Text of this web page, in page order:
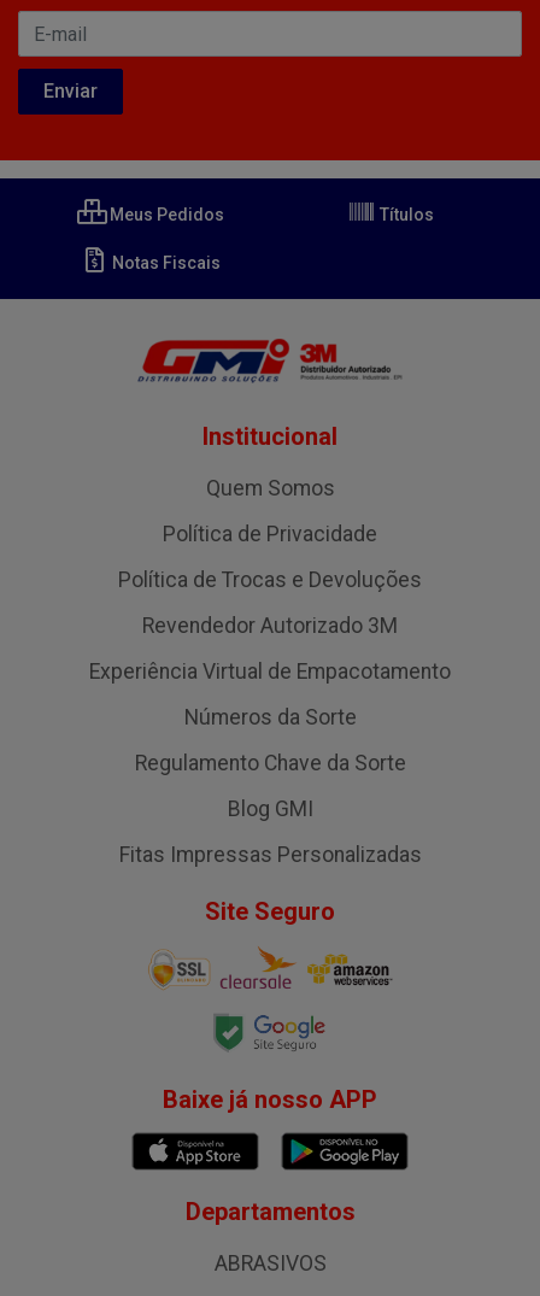
Meus Pedidos Títulos
Notas Fiscais
Institucional
Quem Somos
Política de Privacidade
Política de Trocas e Devoluções
Revendedor Autorizado 3M
Experiência Virtual de Empacotamento
Números da Sorte
Regulamento Chave da Sorte
Blog GMI
Fitas Impressas Personalizadas
Site Seguro
Baixe já nosso APP
Departamentos
ABRASIVOS